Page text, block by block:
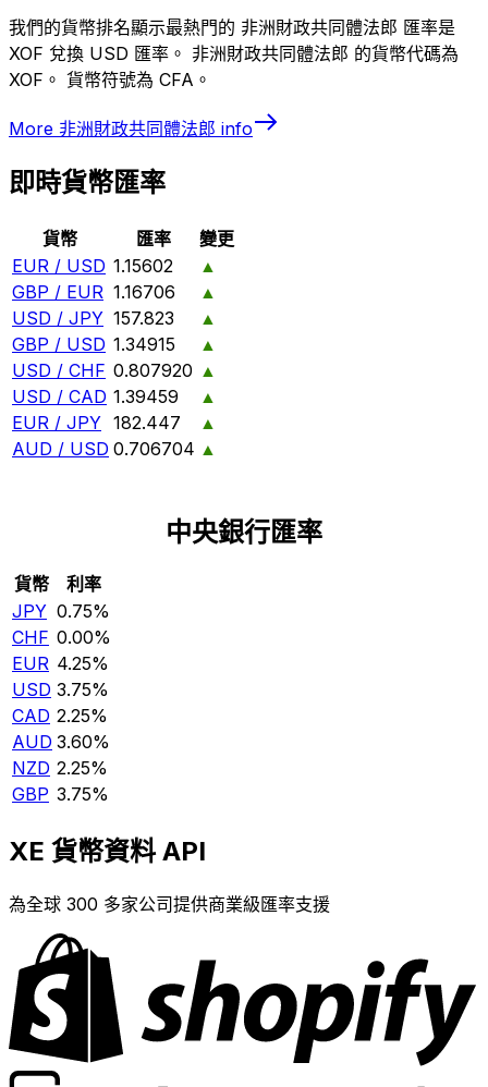
我們的貨幣排名顯示最熱門的 非洲財政共同體法郎 匯率是
XOF 兌換 USD 匯率。 非洲財政共同體法郎 的貨幣代碼為
XOF。 貨幣符號為 CFA。
More 非洲財政共同體法郎 info
即時貨幣匯率
貨幣 匯率
變更
EUR / USD 1.15602
▲
GBP / EUR 1.16706
▲
USD / JPY 157.823
▲
GBP / USD 1.34915
▲
USD / CHF 0.807920 ▲
USD / CAD 1.39459
▲
EUR / JPY 182.447
▲
AUD / USD 0.706704 ▲
中央銀行匯率
貨幣
利率
JPY 0.75%
CHF 0.00%
EUR 4.25%
USD 3.75%
CAD 2.25%
AUD 3.60%
NZD 2.25%
GBP 3.75%
XE 貨幣資料 API
為全球 300 多家公司提供商業級匯率支援